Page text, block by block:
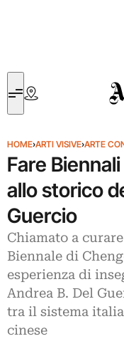
HOME›ARTI VISIVE›ARTE
Fare
allo storico
Guercio
Chiamato a
Biennale di
esperienza di
Andrea B. Del
tra il sistema
cinese